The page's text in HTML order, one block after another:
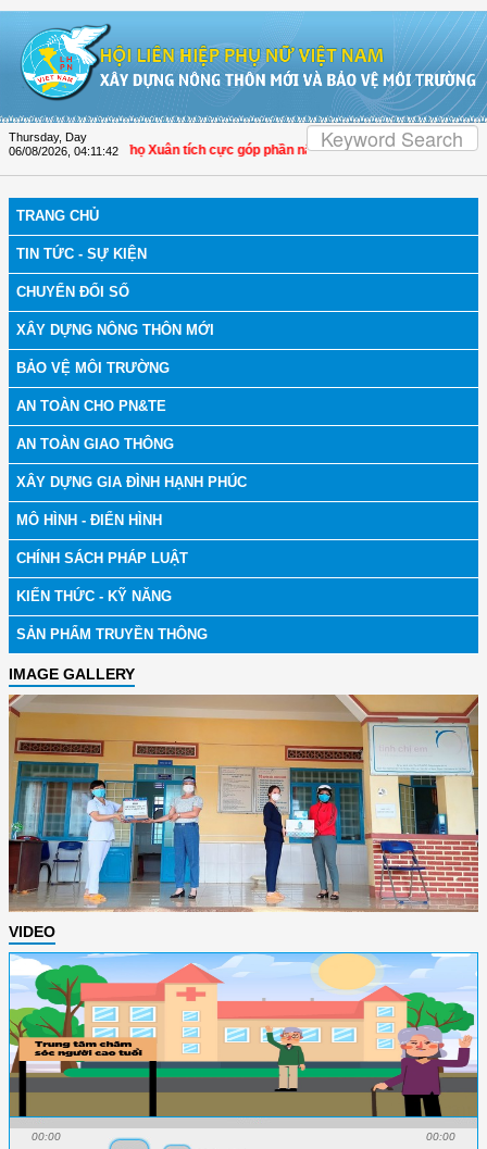
Thursday, Day
06/08/2026 04:11:42
Hóa: Hội LHPN Thọ Xuân tích cực góp phần nâng cao tỷ lệ người dân tham
TRANG CHỦ
TIN TỨC - SỰ KIỆN
CHUYỂN ĐỔI SỐ
XÂY DỰNG NÔNG THÔN MỚI
BẢO VỆ MÔI TRƯỜNG
AN TOÀN CHO PN&TE
AN TOÀN GIAO THÔNG
XÂY DỰNG GIA ĐÌNH HẠNH PHÚC
MÔ HÌNH - ĐIỂN HÌNH
CHÍNH SÁCH PHÁP LUẬT
KIẾN THỨC - KỸ NĂNG
SẢN PHẨM TRUYỀN THÔNG
IMAGE GALLERY
VIDEO
00:00 00:00